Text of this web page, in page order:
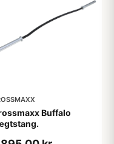
Buffalo